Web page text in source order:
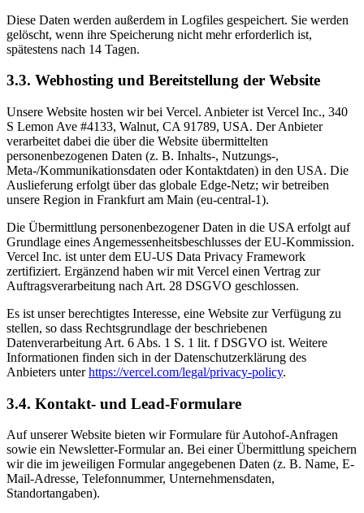
Diese Daten werden außerdem in Logfiles gespeichert. Sie werden
gelöscht, wenn ihre Speicherung nicht mehr erforderlich ist,
spätestens nach 14 Tagen.
3.3. Webhosting und Bereitstellung der Website
Unsere Website hosten wir bei Vercel. Anbieter ist Vercel Inc., 340
S Lemon Ave #4133, Walnut, CA 91789, USA. Der Anbieter
verarbeitet dabei die über die Website übermittelten
personenbezogenen Daten (z. B. Inhalts-, Nutzungs-,
Meta-/Kommunikationsdaten oder Kontaktdaten) in den USA. Die
Auslieferung erfolgt über das globale Edge-Netz; wir betreiben
unsere Region in Frankfurt am Main (eu-central-1).
Die Übermittlung personenbezogener Daten in die USA erfolgt auf
Grundlage eines Angemessenheitsbeschlusses der EU-Kommission.
Vercel Inc. ist unter dem EU-US Data Privacy Framework
zertifiziert. Ergänzend haben wir mit Vercel einen Vertrag zur
Auftragsverarbeitung nach Art. 28 DSGVO geschlossen.
Es ist unser berechtigtes Interesse, eine Website zur Verfügung zu
stellen, so dass Rechtsgrundlage der beschriebenen
Datenverarbeitung Art. 6 Abs. 1 S. 1 lit. f DSGVO ist. Weitere
Informationen finden sich in der Datenschutzerklärung des
Anbieters unterhttps://vercel.com/legal/privacy-policy.
3.4. Kontakt- und Lead-Formulare
Auf unserer Website bieten wir Formulare für Autohof-Anfragen
sowie ein Newsletter-Formular an. Bei einer Übermittlung speichern
wir die im jeweiligen Formular angegebenen Daten (z. B. Name, E-
Mail-Adresse, Telefonnummer, Unternehmensdaten,
Standortangaben).